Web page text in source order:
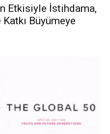
Etkisiyle İstihdama,
Büyümeye